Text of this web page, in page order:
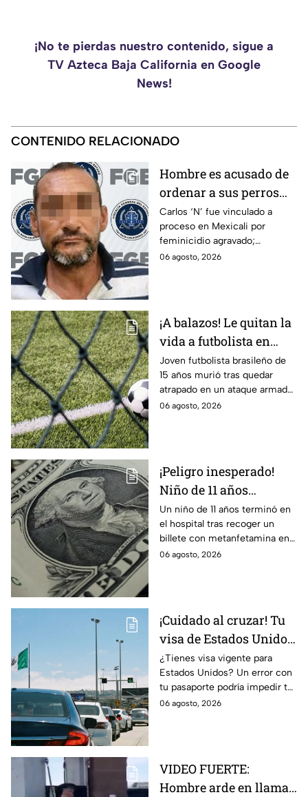
¡No te pierdas nuestro contenido, sigue a
TV Azteca Baja California en Google
News!
CONTENIDO RELACIONADO
Hombre es acusado de
ordenar a sus perros
atacar a su hermana
con discapacidad
auditiva en Mexicali; lo
procesan por
Carlos ‘N’ fue vinculado a
proceso en Mexicali por
feminicidio agravado;
autoridades señalan un
06 agosto, 2026
¡A balazos! Le quitan la
vida a futbolista en
pleno partido
Joven futbolista brasileño de
15 años murió tras quedar
atrapado en un ataque armado
en Maceió. Autoridades
06 agosto, 2026
¡Peligro inesperado!
Niño de 11 años
termina en el hospital
tras recoger un billete
del suelo
Un niño de 11 años terminó en
el hospital tras recoger un
billete con metanfetamina en
Alabama. Autoridades
06 agosto, 2026
¡Cuidado al cruzar! Tu
visa de Estados Unidos
podría quedar
cancelada por este
error en el pasaporte
¿Tienes visa vigente para
Estados Unidos? Un error con
tu pasaporte podría impedir tu
entrada, incluso si el
06 agosto, 2026
VIDEO FUERTE:
Hombre arde en llamas